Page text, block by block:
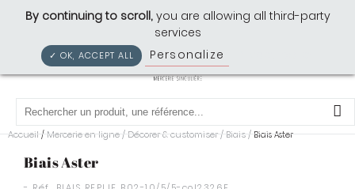
Cousette: Mercerie Singulière
Accueil /Mercerie en ligne/Décorer & customiser/Biais/Biais Aster
Biais Aster
By continuing to scroll,you are allowing all third-party
services
✓ OK, ACCEPT ALL Personalize